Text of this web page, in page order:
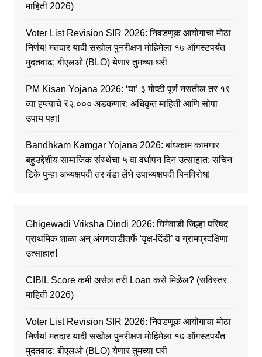
माहिती 2026)
Voter List Revision SIR 2026: निवडणूक आयोगाचा मोठा
निर्णय! मतदार यादी सखोल पुनरीक्षण मोहिमेला १७ ऑगस्टपर्यंत
मुदतवाढ; बीएलओ (BLO) येणार तुमच्या घरी
PM Kisan Yojana 2026: ‘या’ ३ गोष्टी पूर्ण नसतील तर १९
व्या हप्त्याचे ₹२,००० अडकणार; अधिकृत माहिती आणि सोपा
उपाय पहा!
Bandhkam Kamgar Yojana 2026: बांधकाम कामगार
बहुउद्देशीय सामाजिक संस्थेचा ५ वा वर्धापन दिन उत्साहात; सचिन
टिके पुन्हा अध्यक्षपदी तर बंडा लेंभे उपाध्यक्षपदी बिनविरोध!
Ghigewadi Vriksha Dindi 2026: घिगेवाडी जिल्हा परिषद
प्राथमिक शाळा अन् अंगणवाडीतर्फे ‘वृक्ष-दिंडी’ व ग्रामप्रदक्षिणा
उत्साहात!
CIBIL Score कमी असेल तरी Loan कसे मिळेल? (सविस्तर
माहिती 2026)
Voter List Revision SIR 2026: निवडणूक आयोगाचा मोठा
निर्णय! मतदार यादी सखोल पुनरीक्षण मोहिमेला १७ ऑगस्टपर्यंत
मुदतवाढ; बीएलओ (BLO) येणार तुमच्या घरी